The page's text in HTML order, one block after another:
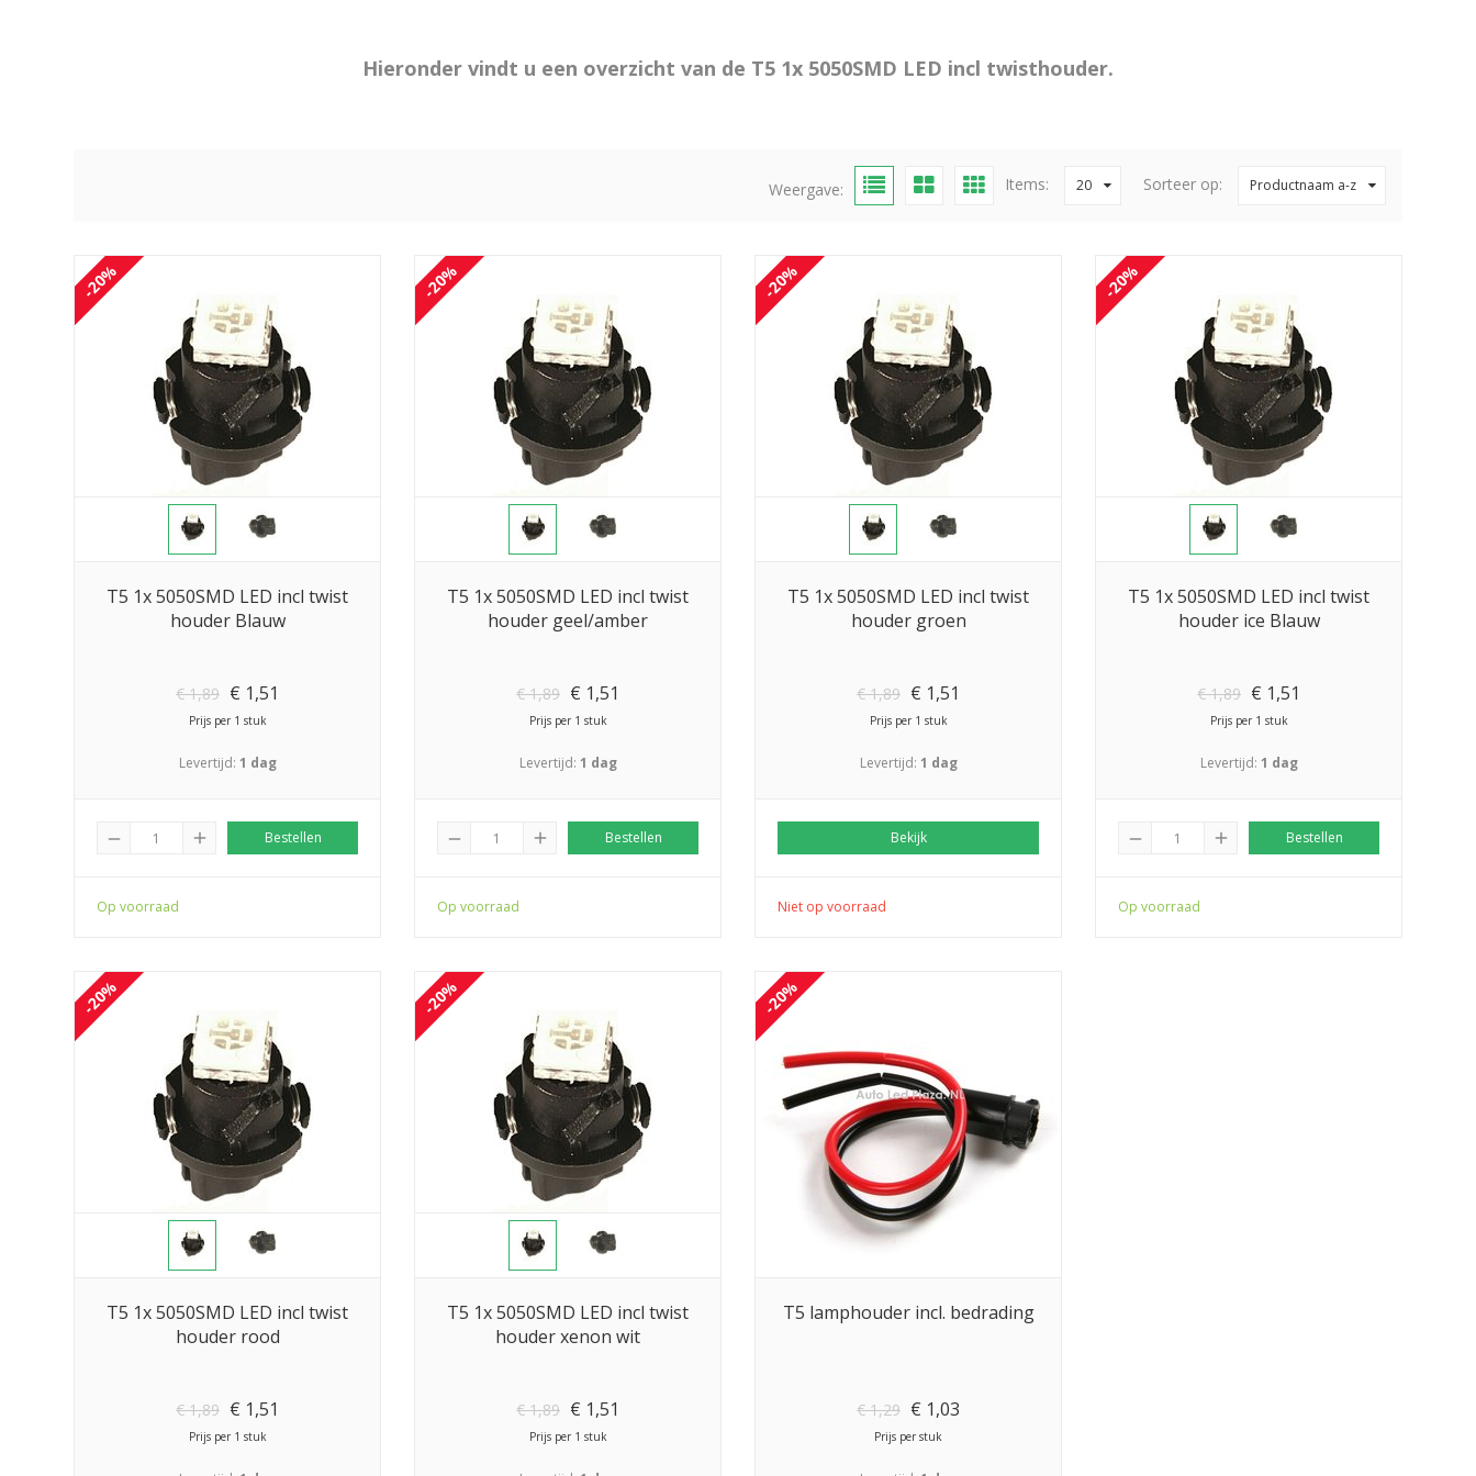
Hieronder vindt u een overzicht van de T5 1x 5050SMD LED incl twisthouder.
Sorteer op: Productnaam a-z
Items: 20
Weergave:
-20%
T5 1x 5050SMD LED incl twist
houder Blauw
€1,89 € 1,51
Prijs per 1 stuk
Levertijd: 1 dag
remove add Bestellen
Op voorraad
-20%
T5 1x 5050SMD LED incl twist
houder geel/amber
€1,89 € 1,51
Prijs per 1 stuk
Levertijd: 1 dag
remove add Bestellen
Op voorraad
-20%
T5 1x 5050SMD LED incl twist
houder groen
€1,89 € 1,51
Prijs per 1 stuk
Levertijd: 1 dag
Bekijk
Niet op voorraad
-20%
T5 1x 5050SMD LED incl twist
houder ice Blauw
€1,89 € 1,51
Prijs per 1 stuk
Levertijd: 1 dag
remove add Bestellen
Op voorraad
-20%
T5 1x 5050SMD LED incl twist
houder rood
€1,89 € 1,51
Prijs per 1 stuk
-20%
T5 1x 5050SMD LED incl twist
houder xenon wit
€1,89 € 1,51
Prijs per 1 stuk
-20%
T5 lamphouder incl. bedrading
€1,29 € 1,03
Prijs per stuk